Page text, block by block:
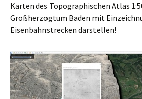
Karten des Topographischen Atlas
Großherzogtum Baden mit
Eisenbahnstrecken darstellen!